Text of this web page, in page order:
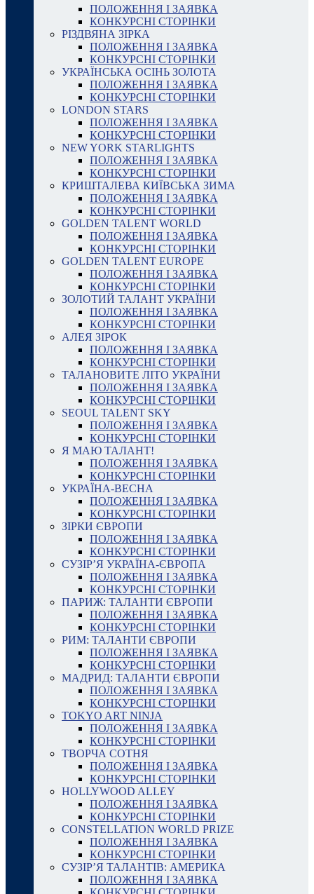
ПОЛОЖЕННЯ І ЗАЯВКА
КОНКУРСНІ СТОРІНКИ
РІЗДВЯНА ЗІРКА
ПОЛОЖЕННЯ І ЗАЯВКА
КОНКУРСНІ СТОРІНКИ
УКРАЇНСЬКА ОСІНЬ ЗОЛОТА
ПОЛОЖЕННЯ І ЗАЯВКА
КОНКУРСНІ СТОРІНКИ
LONDON STARS
ПОЛОЖЕННЯ І ЗАЯВКА
КОНКУРСНІ СТОРІНКИ
NEW YORK STARLIGHTS
ПОЛОЖЕННЯ І ЗАЯВКА
КОНКУРСНІ СТОРІНКИ
КРИШТАЛЕВА КИЇВСЬКА ЗИМА
ПОЛОЖЕННЯ І ЗАЯВКА
КОНКУРСНІ СТОРІНКИ
GOLDEN TALENT WORLD
ПОЛОЖЕННЯ І ЗАЯВКА
КОНКУРСНІ СТОРІНКИ
GOLDEN TALENT EUROPE
ПОЛОЖЕННЯ І ЗАЯВКА
КОНКУРСНІ СТОРІНКИ
ЗОЛОТИЙ ТАЛАНТ УКРАЇНИ
ПОЛОЖЕННЯ І ЗАЯВКА
КОНКУРСНІ СТОРІНКИ
АЛЕЯ ЗІРОК
ПОЛОЖЕННЯ І ЗАЯВКА
КОНКУРСНІ СТОРІНКИ
ТАЛАНОВИТЕ ЛІТО УКРАЇНИ
ПОЛОЖЕННЯ І ЗАЯВКА
КОНКУРСНІ СТОРІНКИ
SEOUL TALENT SKY
ПОЛОЖЕННЯ І ЗАЯВКА
КОНКУРСНІ СТОРІНКИ
Я МАЮ ТАЛАНТ!
ПОЛОЖЕННЯ І ЗАЯВКА
КОНКУРСНІ СТОРІНКИ
УКРАЇНА-ВЕСНА
ПОЛОЖЕННЯ І ЗАЯВКА
КОНКУРСНІ СТОРІНКИ
ЗІРКИ ЄВРОПИ
ПОЛОЖЕННЯ І ЗАЯВКА
КОНКУРСНІ СТОРІНКИ
СУЗІР’Я УКРАЇНА-ЄВРОПА
ПОЛОЖЕННЯ І ЗАЯВКА
КОНКУРСНІ СТОРІНКИ
ПАРИЖ: ТАЛАНТИ ЄВРОПИ
ПОЛОЖЕННЯ І ЗАЯВКА
КОНКУРСНІ СТОРІНКИ
РИМ: ТАЛАНТИ ЄВРОПИ
ПОЛОЖЕННЯ І ЗАЯВКА
КОНКУРСНІ СТОРІНКИ
МАДРИД: ТАЛАНТИ ЄВРОПИ
ПОЛОЖЕННЯ І ЗАЯВКА
КОНКУРСНІ СТОРІНКИ
TOKYO ART NINJA
ПОЛОЖЕННЯ І ЗАЯВКА
КОНКУРСНІ СТОРІНКИ
ТВОРЧА СОТНЯ
ПОЛОЖЕННЯ І ЗАЯВКА
КОНКУРСНІ СТОРІНКИ
HOLLYWOOD ALLEY
ПОЛОЖЕННЯ І ЗАЯВКА
КОНКУРСНІ СТОРІНКИ
CONSTELLATION WORLD PRIZE
ПОЛОЖЕННЯ І ЗАЯВКА
КОНКУРСНІ СТОРІНКИ
СУЗІР’Я ТАЛАНТІВ: АМЕРИКА
ПОЛОЖЕННЯ І ЗАЯВКА